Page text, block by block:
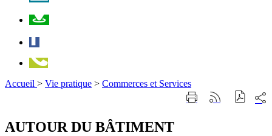
Accueil > Vie pratique > Commerces et Services
ImprimerGénérer
sur
AUTOUR DU BÂTIMENT